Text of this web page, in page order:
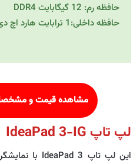
حافظه رم: 12 گیگابایت DDR4
حافظه داخلی:1 ترابایت هارد اچ دی دی و 512 گیگابایت SSD
مشاهده قیمت و
لپ تاپ IdeaPad 3-IG